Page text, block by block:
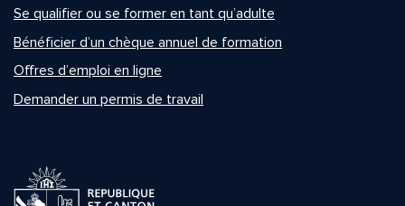
Se qualifier ou se former en tant qu’adulte
Bénéficier d’un chèque annuel de formation
Offres d’emploi en ligne
Demander un permis de travail